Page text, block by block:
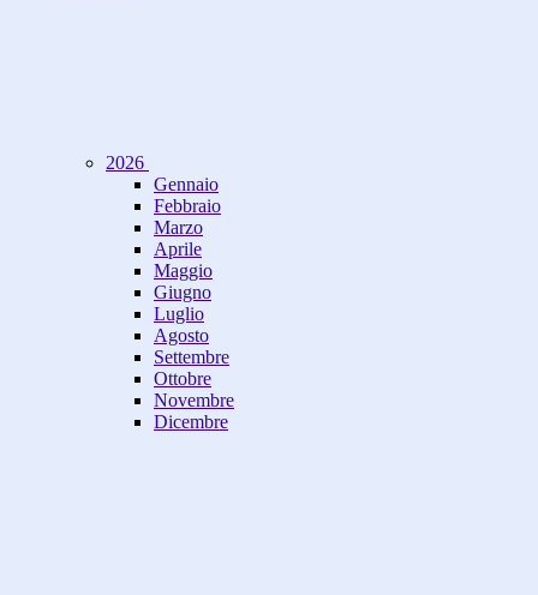
2026
Gennaio
Febbraio
Marzo
Aprile
Maggio
Giugno
Luglio
Agosto
Settembre
Ottobre
Novembre
Dicembre